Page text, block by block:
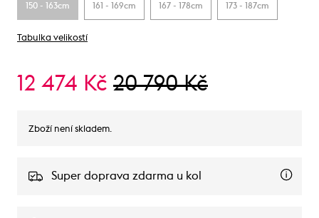
150 - 163cm 161 - 169cm 167 - 178cm 173 - 187cm
Tabulka velikostí
12 474 Kč 20 790 Kč
Zboží není skladem.
Super doprava zdarma u kol